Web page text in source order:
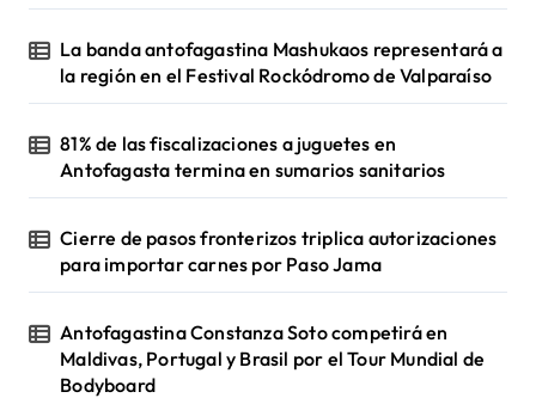
La banda antofagastina Mashukaos representará a
la región en el Festival Rockódromo de Valparaíso
81% de las fiscalizaciones a juguetes en
Antofagasta termina en sumarios sanitarios
Cierre de pasos fronterizos triplica autorizaciones
para importar carnes por Paso Jama
Antofagastina Constanza Soto competirá en
Maldivas, Portugal y Brasil por el Tour Mundial de
Bodyboard